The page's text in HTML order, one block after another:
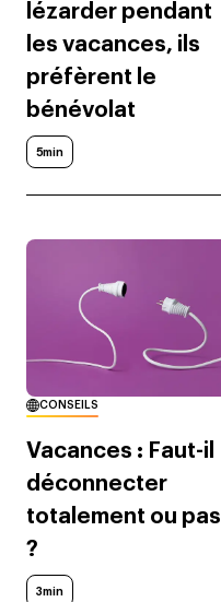
lézarder pendant
les vacances, ils
préfèrent le
bénévolat
5min
CONSEILS
Vacances : Faut-il
déconnecter
totalement ou pas
?
3min